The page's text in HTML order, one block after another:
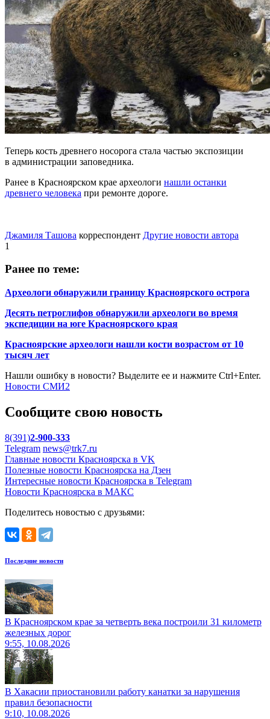
Теперь кость древнего носорога стала частью экспозиции
в администрации заповедника.
Ранее в Красноярском крае археологи нашли останки
древнего человека при ремонте дороге.
Джамиля Ташова корреспондент Другие новости автора
1
Ранее по теме:
Археологи обнаружили границу Красноярского острога
Десять петроглифов обнаружили археологи во время
экспедиции на юге Красноярского края
Красноярские археологи нашли кости возрастом от 10
тысяч лет
Нашли ошибку в новости? Выделите ее и нажмите Ctrl+Enter.
Новости СМИ2
Сообщите свою новость
8(391)2-900-333
Telegram news@trk7.ru
Главные новости Красноярска в VK
Полезные новости Красноярска на Дзен
Интересные новости Красноярска в Telegram
Новости Красноярска в МАКС
Поделитесь новостью с друзьями:
Последние новости
В Красноярском крае за четверть века построили 31 километр
железных дорог
9:55, 10.08.2026
В Хакасии приостановили работу канатки за нарушения
правил безопасности
9:10, 10.08.2026